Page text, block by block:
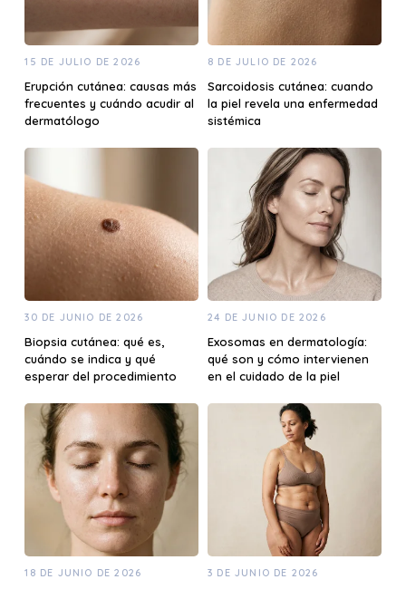
15 DE JULIO DE 2026
Erupción cutánea: causas más
frecuentes y cuándo acudir al
dermatólogo
8 DE JULIO DE 2026
Sarcoidosis cutánea: cuando
la piel revela una enfermedad
sistémica
30 DE JUNIO DE 2026
Biopsia cutánea: qué es,
cuándo se indica y qué
esperar del procedimiento
24 DE JUNIO DE 2026
Exosomas en dermatología:
qué son y cómo intervienen
en el cuidado de la piel
18 DE JUNIO DE 2026 3 DE JUNIO DE 2026